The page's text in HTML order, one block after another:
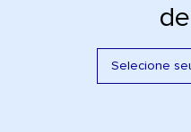
Selecione